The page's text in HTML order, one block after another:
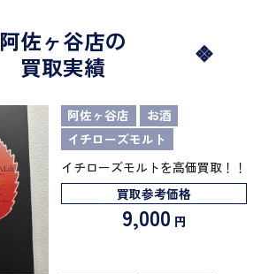
阿佐ヶ谷店の
買取実績
阿佐ヶ谷店
お酒
イチローズモルト
イチローズモルトを高価買取！！
買取参考価格
9,000 円